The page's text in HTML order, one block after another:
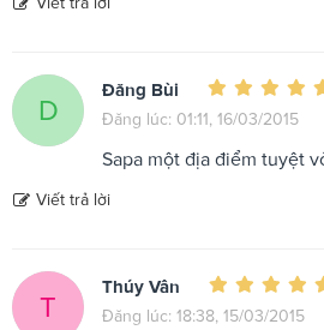
D
Đăng Bùi
Đăng lúc: 01:11, 16/03/2015
Sapa một địa điểm tuyệt
Viết trả lời
T
Thúy Vân
Đăng lúc: 18:38, 15/03/2015